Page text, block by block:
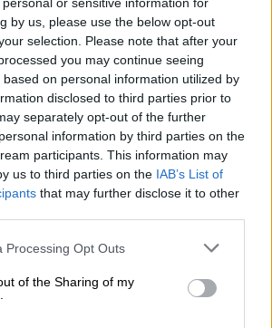
by us, please use the below opt-out
selection. Please note that after your
you may continue seeing
on personal information utilized by
disclosed to third parties prior to
separately opt-out of the further
information by third parties on the
participants. This information may
us to third parties on the IAB’s List of
that may further disclose it to other
website/app uses one or more Google
or usage behaviour. You may click to
to Google and its third-party tags to
specified purposes in below Google
Processing Opt Outs
of the Sharing of my
της ΑΟΖ και της
της Αραβικής Δημοκρατίας
Μεσόγειο Θάλασσα» ενώ
της ρηματικής ανακοίνωσης,
«το υπουργείο Εξωτερικών
επιβεβαιώνει την αντίρρησή
παρέμβαση και
όποιες συνέπειες ή
να προκύψουν από
είναι μη αποδεκτές».
η ρηματική διακοίνωση